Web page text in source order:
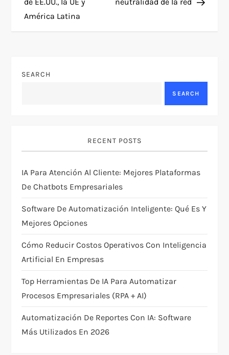
t
a
a
t
i
o
n
América Latina
SEARCH
SEARCH
RECENT POSTS
IA Para Atención Al Cliente: Mejores Plataformas
De Chatbots Empresariales
Software De Automatización Inteligente: Qué Es Y
Mejores Opciones
Cómo Reducir Costos Operativos Con Inteligencia
Artificial En Empresas
Top Herramientas De IA Para Automatizar
Procesos Empresariales (RPA + AI)
Automatización De Reportes Con IA: Software
Más Utilizados En 2026